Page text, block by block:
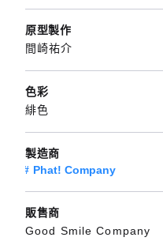
原型製作
間崎祐介
色彩
緋色
製造商
Phat! Company
販售商
Good Smile Company